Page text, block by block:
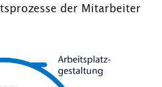
der Mitarbeiter